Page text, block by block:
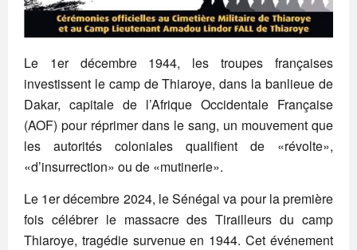
Le 1er décembre 1944, les troupes françaises
investissent le camp de Thiaroye, dans la banlieue de
Dakar, capitale de l’Afrique Occidentale Française
(AOF) pour réprimer dans le sang, un mouvement que
les autorités coloniales qualifient de «révolte»,
«d’insurrection» ou de «mutinerie».
Le 1er décembre 2024, le Sénégal va pour la première
fois célébrer le massacre des Tirailleurs du camp
Thiaroye, tragédie survenue en 1944. Cet événement